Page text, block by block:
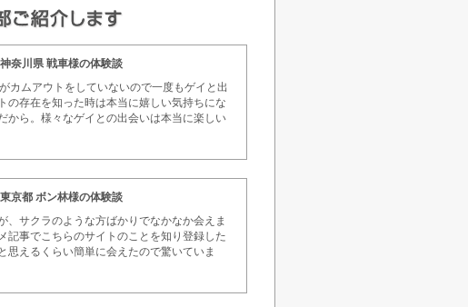
神奈川県 戦車様の体験談
カムアウトをしていないので一度もゲイと出
の存在を知った時は本当に嬉しい気持ちにな
から。様々なゲイとの出会いは本当に楽しい
東京都 ボン林様の体験談
、サクラのような方ばかりでなかなか会えま
記事でこちらのサイトのことを知り登録した
思えるくらい簡単に会えたので驚いていま